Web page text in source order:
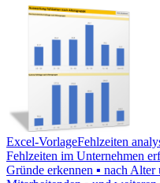
Excel-VorlageFehlzeiten
Fehlzeiten im Unternehmen
Gründe erkennen ▪ nach